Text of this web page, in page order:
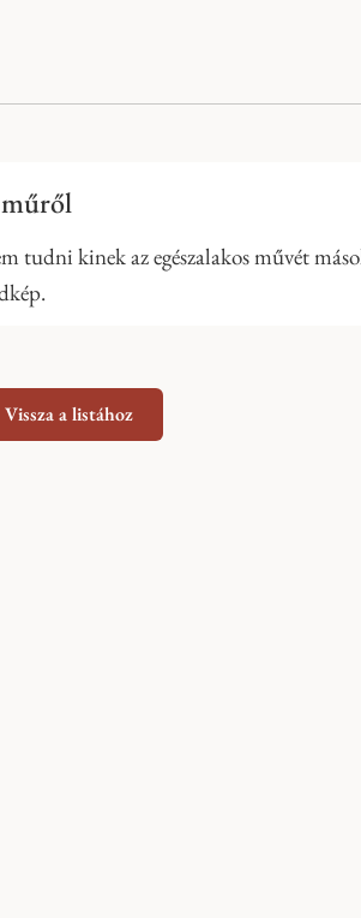
tudni kinek az egészalakos művét
a listához